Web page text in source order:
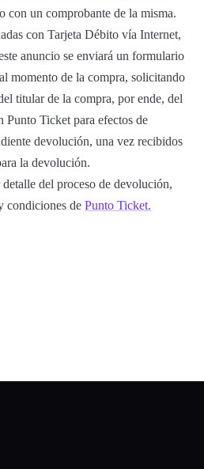
con un comprobante de la misma.
con Tarjeta Débito vía Internet,
anuncio se enviará un formulario
momento de la compra, solicitando
titular de la compra, por ende, del
Punto Ticket para efectos de
devolución, una vez recibidos
la devolución.
del proceso de devolución,
condiciones de Punto Ticket.